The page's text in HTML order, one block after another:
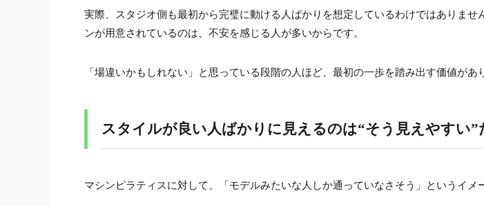
口コミで「初心者でも通いやすい」と言われているか
6.
8.
まとめ｜小太りでも体が硬くても、マシンピラティスは始められる
実際、スタジオ側も最初から完璧に動ける人ばかりを想定しているわけではありませ
ンが用意されているのは、不安を感じる人が多いからです。
「場違いかもしれない」と思っている段階の人ほど、最初の一歩を踏み出す価値があ
スタイルが良い人ばかりに見えるのは“そう見えやすい”
マシンピラティスに対して、「モデルみたいな人しか通っていなさそう」というイメ